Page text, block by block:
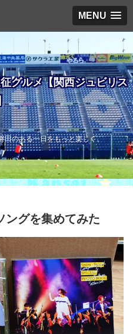
MENU
グルメ【関西ジュビリス
田のある一日をもっと楽しく。
ングを集めてみた